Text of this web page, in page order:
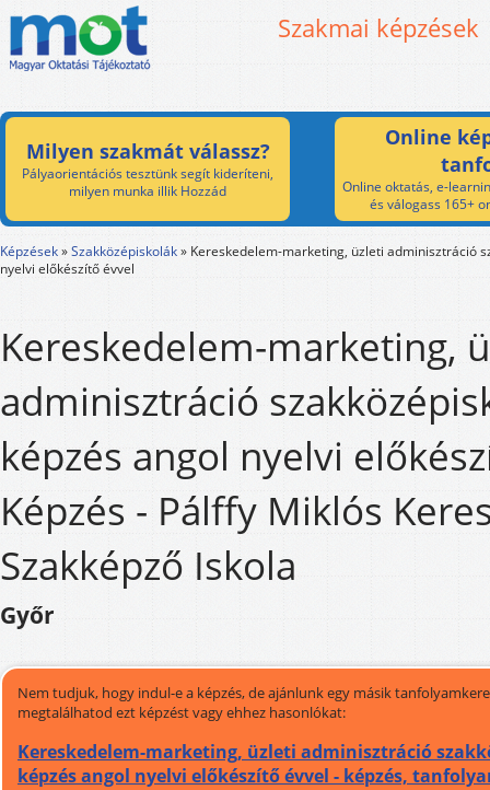
Szakmai képzések
Milyen szakmát válassz?
Pályaorientációs tesztünk segít kideríteni,
milyen munka illik Hozzád
Online
Online oktatás, e-
és válogass 165+
Képzések»Szakközépiskolák» Kereskedelem-marketing, üzleti adminisztráció
nyelvi előkészítő évvel
Kereskedelem-marketing,
adminisztráció
képzés angol nyelvi
Képzés - Pálffy Miklós
Szakképző Iskola
Győr
Nem tudjuk, hogy indul-e a képzés, de ajánlunk egy másik
megtalálhatod ezt képzést vagy ehhez hasonlókat:
Kereskedelem-marketing, üzleti adminisztráció
képzés angol nyelvi előkészítő évvel - képzés,